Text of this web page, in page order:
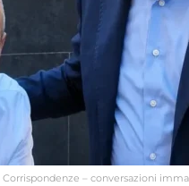
– conversazioni